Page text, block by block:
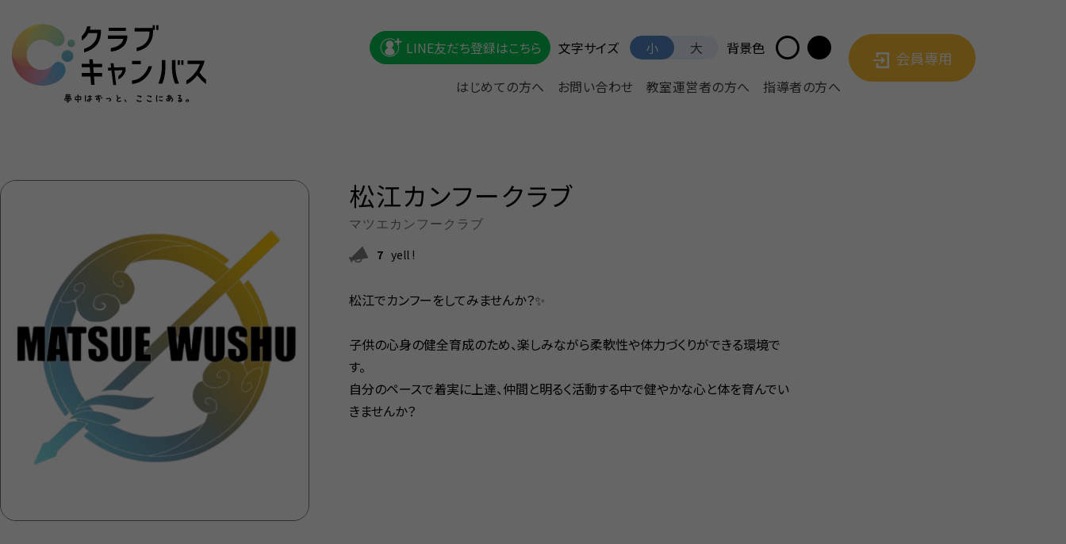
はじめての方へ お問い合わせ 教室運営者の方へ 指導者の方へ
LINE友だち登録はこちら 文字サイズ 小 大 背景色
会員専用
松江カンフークラブ
マツエカンフークラブ
7 yell !
松江でカンフーをしてみませんか？✨
子供の心身の健全育成のため、楽しみながら柔軟性や体力づくりができる環境で
す。
自分のペースで着実に上達、仲間と明るく活動する中で健やかな心と体を育んでい
きませんか？